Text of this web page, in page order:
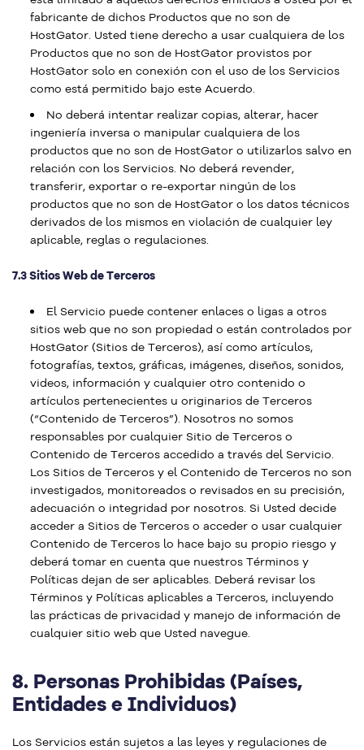
fabricante de dichos Productos que no son de
HostGator. Usted tiene derecho a usar cualquiera de los
Productos que no son de HostGator provistos por
HostGator solo en conexión con el uso de los Servicios
como está permitido bajo este Acuerdo.
No deberá intentar realizar copias, alterar, hacer
ingeniería inversa o manipular cualquiera de los
productos que no son de HostGator o utilizarlos salvo en
relación con los Servicios. No deberá revender,
transferir, exportar o re-exportar ningún de los
productos que no son de HostGator o los datos técnicos
derivados de los mismos en violación de cualquier ley
aplicable, reglas o regulaciones.
7.3 Sitios Web de Terceros
El Servicio puede contener enlaces o ligas a otros
sitios web que no son propiedad o están controlados por
HostGator (Sitios de Terceros), así como artículos,
fotografías, textos, gráficas, imágenes, diseños, sonidos,
videos, información y cualquier otro contenido o
artículos pertenecientes u originarios de Terceros
(“Contenido de Terceros”). Nosotros no somos
responsables por cualquier Sitio de Terceros o
Contenido de Terceros accedido a través del Servicio.
Los Sitios de Terceros y el Contenido de Terceros no son
investigados, monitoreados o revisados en su precisión,
adecuación o integridad por nosotros. Si Usted decide
acceder a Sitios de Terceros o acceder o usar cualquier
Contenido de Terceros lo hace bajo su propio riesgo y
deberá tomar en cuenta que nuestros Términos y
Políticas dejan de ser aplicables. Deberá revisar los
Términos y Políticas aplicables a Terceros, incluyendo
las prácticas de privacidad y manejo de información de
cualquier sitio web que Usted navegue.
8. Personas Prohibidas (Países,
Entidades e Individuos)
Los Servicios están sujetos a las leyes y regulaciones de